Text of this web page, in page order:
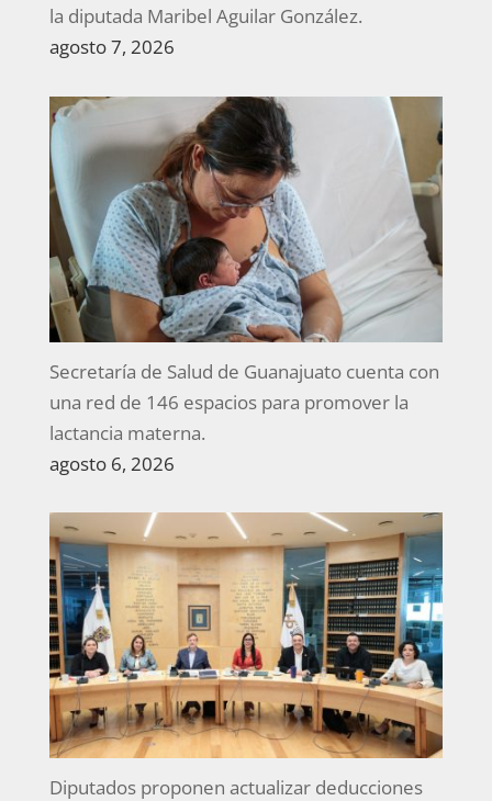
la diputada Maribel Aguilar González.
agosto 7, 2026
Secretaría de Salud de Guanajuato cuenta con
una red de 146 espacios para promover la
lactancia materna.
agosto 6, 2026
Diputados proponen actualizar deducciones